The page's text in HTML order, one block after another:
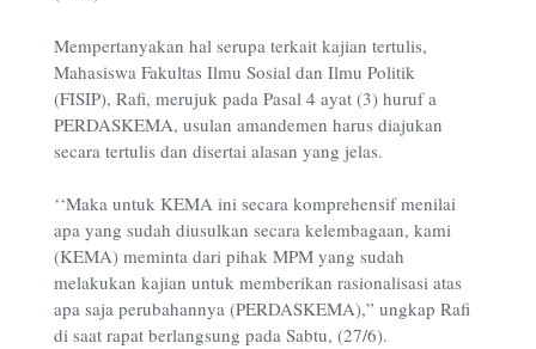
Mempertanyakan hal serupa terkait kajian tertulis,
Mahasiswa Fakultas Ilmu Sosial dan Ilmu Politik
(FISIP), Rafi, merujuk pada Pasal 4 ayat (3) huruf a
PERDASKEMA, usulan amandemen harus diajukan
secara tertulis dan disertai alasan yang jelas.
‘‘Maka untuk KEMA ini secara komprehensif menilai
apa yang sudah diusulkan secara kelembagaan, kami
(KEMA) meminta dari pihak MPM yang sudah
melakukan kajian untuk memberikan rasionalisasi atas
apa saja perubahannya (PERDASKEMA),” ungkap Rafi
di saat rapat berlangsung pada Sabtu, (27/6).